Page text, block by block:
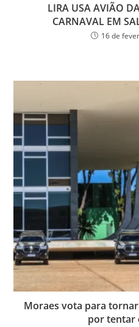
LIRA USA AVIÃO
CARNAVAL EM
16 de
Moraes vota para
por tentar